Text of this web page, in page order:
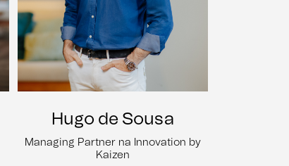
Hugo de Sousa
Managing Partner na Innovation by
Kaizen